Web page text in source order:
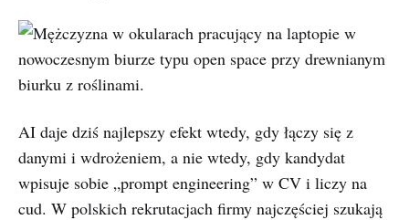
AI daje dziś najlepszy efekt wtedy, gdy łączy się z
danymi i wdrożeniem, a nie wtedy, gdy kandydat
wpisuje sobie „prompt engineering” w CV i liczy na
cud. W polskich rekrutacjach firmy najczęściej szukają